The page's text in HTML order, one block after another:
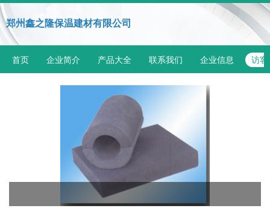
郑州鑫之隆保温建材有限公司
首页 企业简介 产品大全 联系我们 企业信息 访客